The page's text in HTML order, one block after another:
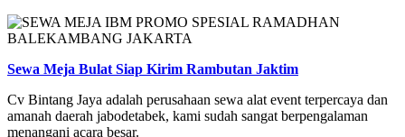
Sewa Meja Bulat Siap Kirim Rambutan Jaktim
Cv Bintang Jaya adalah perusahaan sewa alat event terpercaya dan
amanah daerah jabodetabek, kami sudah sangat berpengalaman
menangani acara besar.